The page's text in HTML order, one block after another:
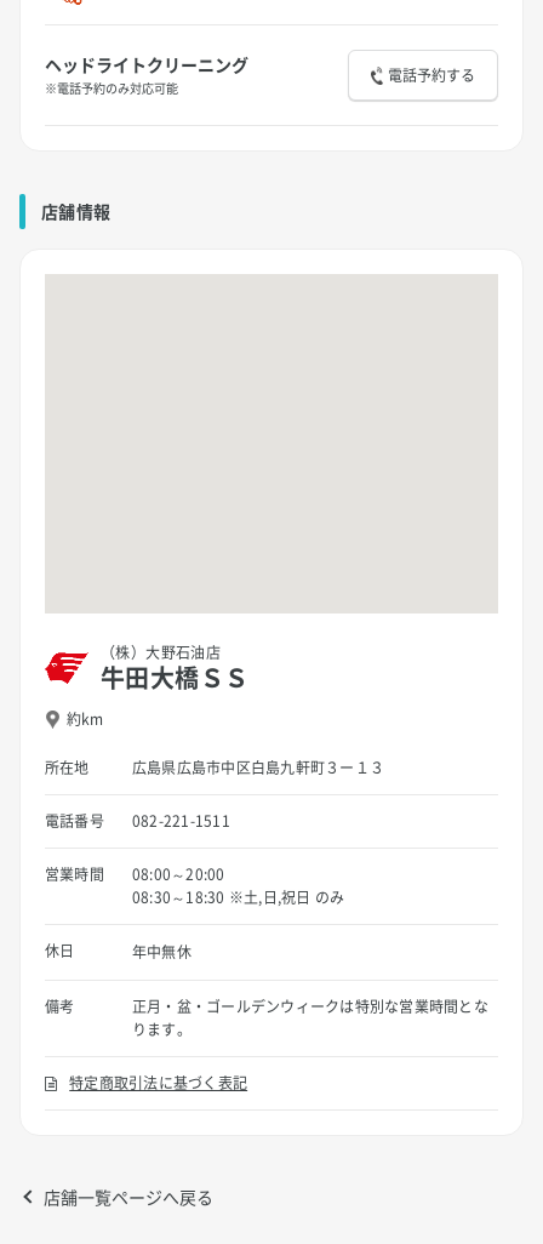
ヘッドライトクリーニング
※電話予約のみ対応可能
電話予約する
店舗情報
（株）大野石油店
牛田大橋ＳＳ
約km
所在地 広島県広島市中区白島九軒町３ー１３
電話番号 082-221-1511
営業時間
08:00～20:00
08:30～18:30 ※土,日,祝日 のみ
休日 年中無休
備考
正月・盆・ゴールデンウィークは特別な営業時間とな
ります。
特定商取引法に基づく表記
店舗一覧ページへ戻る